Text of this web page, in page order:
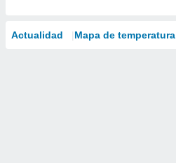
Actualidad Mapa de temperatura